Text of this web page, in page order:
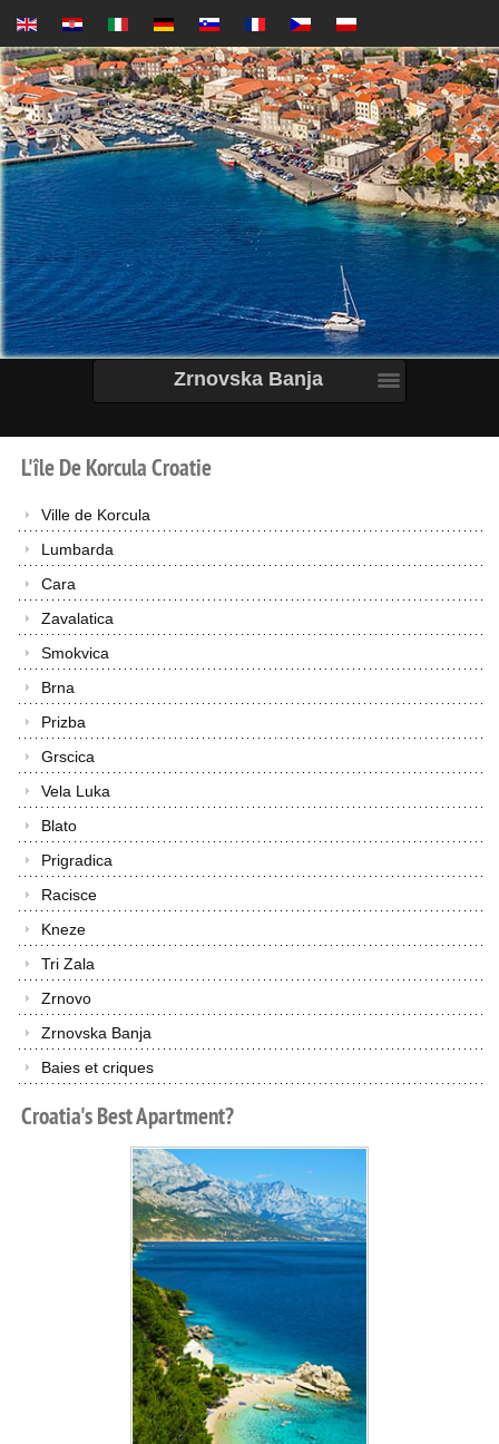
Zrnovska Banja
L'îleDeKorculaCroatie
Ville de Korcula
Lumbarda
Cara
Zavalatica
Smokvica
Brna
Prizba
Grscica
Vela Luka
Blato
Prigradica
Racisce
Kneze
Tri Zala
Zrnovo
Zrnovska Banja
Baies et criques
Croatia'sBestApartment?